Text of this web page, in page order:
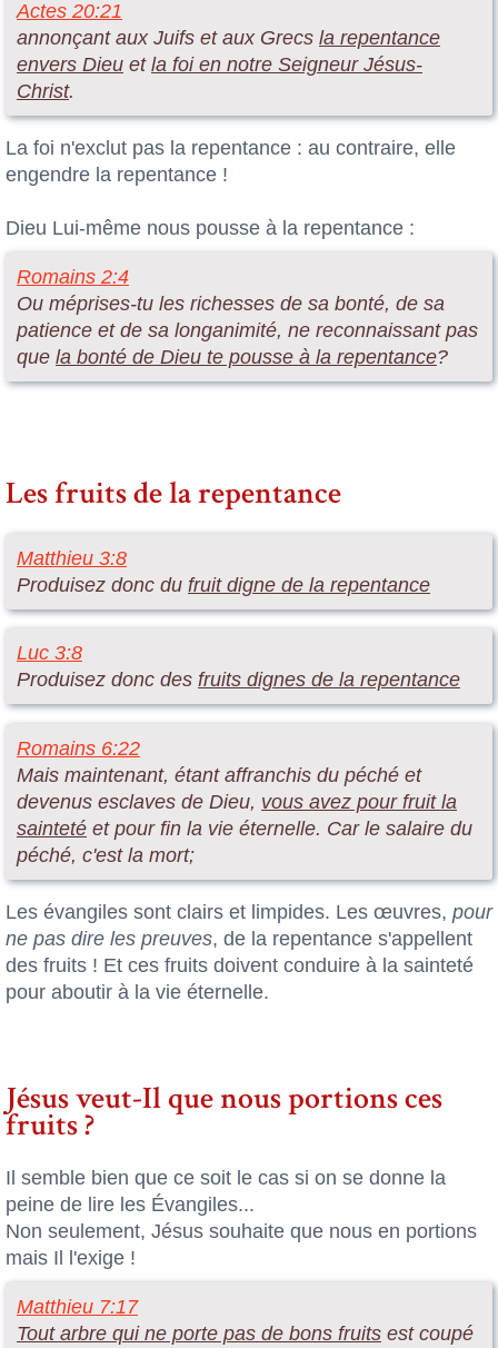
Actes 20:21
annonçant aux Juifs et aux Grecs la repentance
envers Dieu et la foi en notre Seigneur Jésus-
Christ.
La foi n'exclut pas la repentance : au contraire, elle
engendre la repentance !
Dieu Lui-même nous pousse à la repentance :
Romains 2:4
Ou méprises-tu les richesses de sa bonté, de sa
patience et de sa longanimité, ne reconnaissant pas
que la bonté de Dieu te pousse à la repentance?
Les fruits de la repentance
Matthieu 3:8
Produisez donc du fruit digne de la repentance
Luc 3:8
Produisez donc des fruits dignes de la repentance
Romains 6:22
Mais maintenant, étant affranchis du péché et
devenus esclaves de Dieu, vous avez pour fruit la
sainteté et pour fin la vie éternelle. Car le salaire du
péché, c'est la mort;
Les évangiles sont clairs et limpides. Les œuvres, pour
ne pas dire les preuves, de la repentance s'appellent
des fruits ! Et ces fruits doivent conduire à la sainteté
pour aboutir à la vie éternelle.
Jésus veut-Il que nous portions ces
fruits ?
Il semble bien que ce soit le cas si on se donne la
peine de lire les Évangiles...
Non seulement, Jésus souhaite que nous en portions
mais Il l'exige !
Matthieu 7:17
Tout arbre qui ne porte pas de bons fruits est coupé